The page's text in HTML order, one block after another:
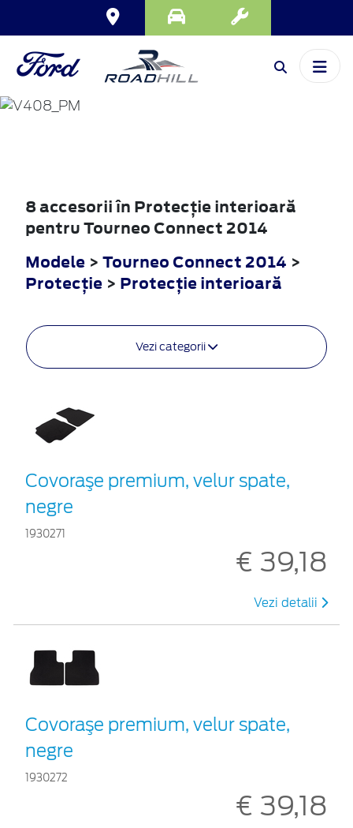
TOURNEO
CONNECT
8 accesorii în Protecţie interioară
pentru Tourneo Connect 2014
Modele > Tourneo Connect 2014 >
Protecţie > Protecţie interioară
Vezi categorii
Covoraşe premium, velur spate,
negre
1930271
€ 39,18
Vezi detalii
Covoraşe premium, velur spate,
negre
1930272
€ 39,18